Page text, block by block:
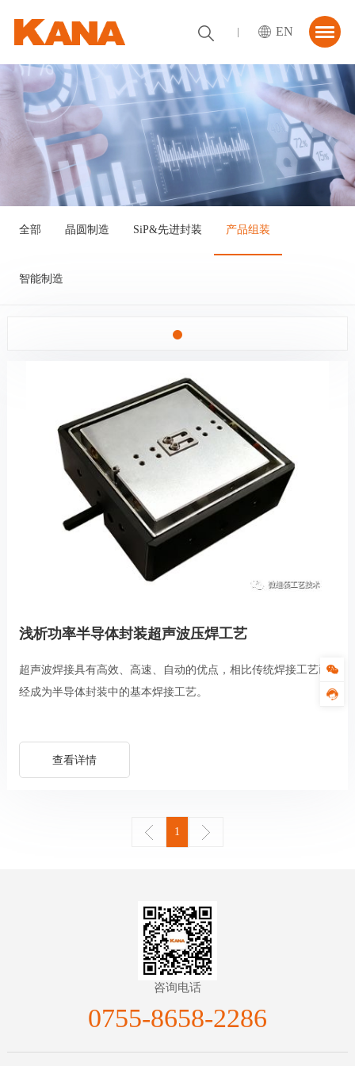
EN
首页
关于我们
决方案
资讯中心
全部 晶圆制造 SiP&先进封装 产品组装
智能制造
浅析功率半导体封装超声波压焊工艺
超声波焊接具有高效、高速、自动的优点，相比传统焊接工艺已
经成为半导体封装中的基本焊接工艺。
查看详情
1
咨询电话
0755-8658-2286